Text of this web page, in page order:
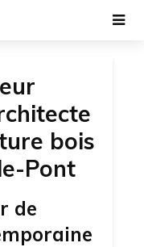
bois
Pont
de